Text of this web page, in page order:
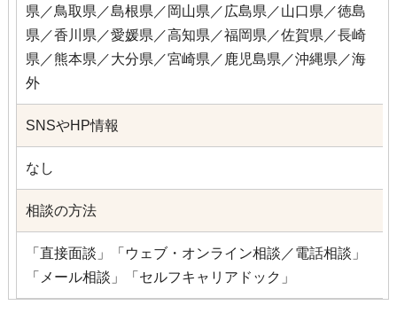
県／鳥取県／島根県／岡山県／広島県／山口県／徳島
県／香川県／愛媛県／高知県／福岡県／佐賀県／長崎
県／熊本県／大分県／宮崎県／鹿児島県／沖縄県／海
外
SNSやHP情報
なし
相談の方法
「直接面談」「ウェブ・オンライン相談／電話相談」
「メール相談」「セルフキャリアドック」